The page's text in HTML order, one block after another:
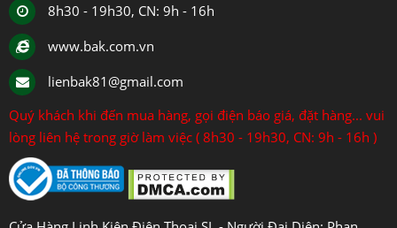
8h30 - 19h30, CN: 9h - 16h
www.bak.com.vn
lienbak81@gmail.com
Quý khách khi đến mua hàng, gọi điện báo giá, đặt hàng... vui
lòng liên hệ trong giờ làm việc ( 8h30 - 19h30, CN: 9h - 16h )